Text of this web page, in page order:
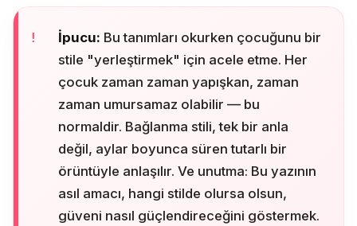
İpucu: Bu tanımları okurken çocuğunu bir
stile "yerleştirmek" için acele etme. Her
çocuk zaman zaman yapışkan, zaman
zaman umursamaz olabilir — bu
normaldir. Bağlanma stili, tek bir anla
değil, aylar boyunca süren tutarlı bir
örüntüyle anlaşılır. Ve unutma: Bu yazının
asıl amacı, hangi stilde olursa olsun,
güveni nasıl güçlendireceğini göstermek.